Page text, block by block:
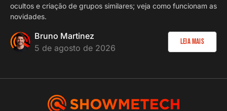
ocultos e criação de grupos similares; veja como funcionam as
novidades.
Bruno Martinez
5 de agosto de 2026
Leia Mais